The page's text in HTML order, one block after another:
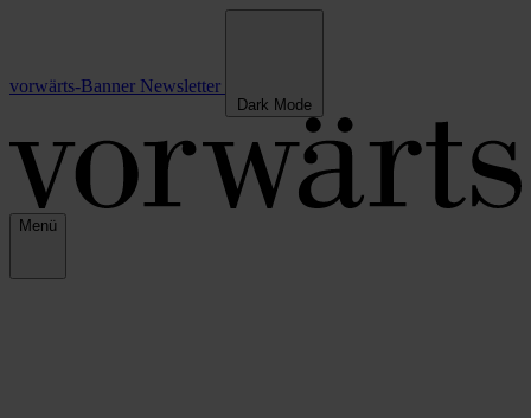
vorwärts-Banner Newsletter
Dark Mode
Menü